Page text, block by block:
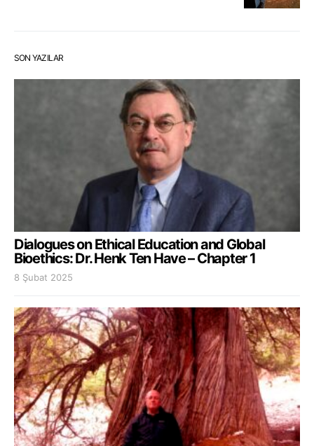
SON YAZILAR
Dialogues on Ethical Education and Global
Bioethics: Dr. Henk Ten Have – Chapter 1
8 Şubat 2025